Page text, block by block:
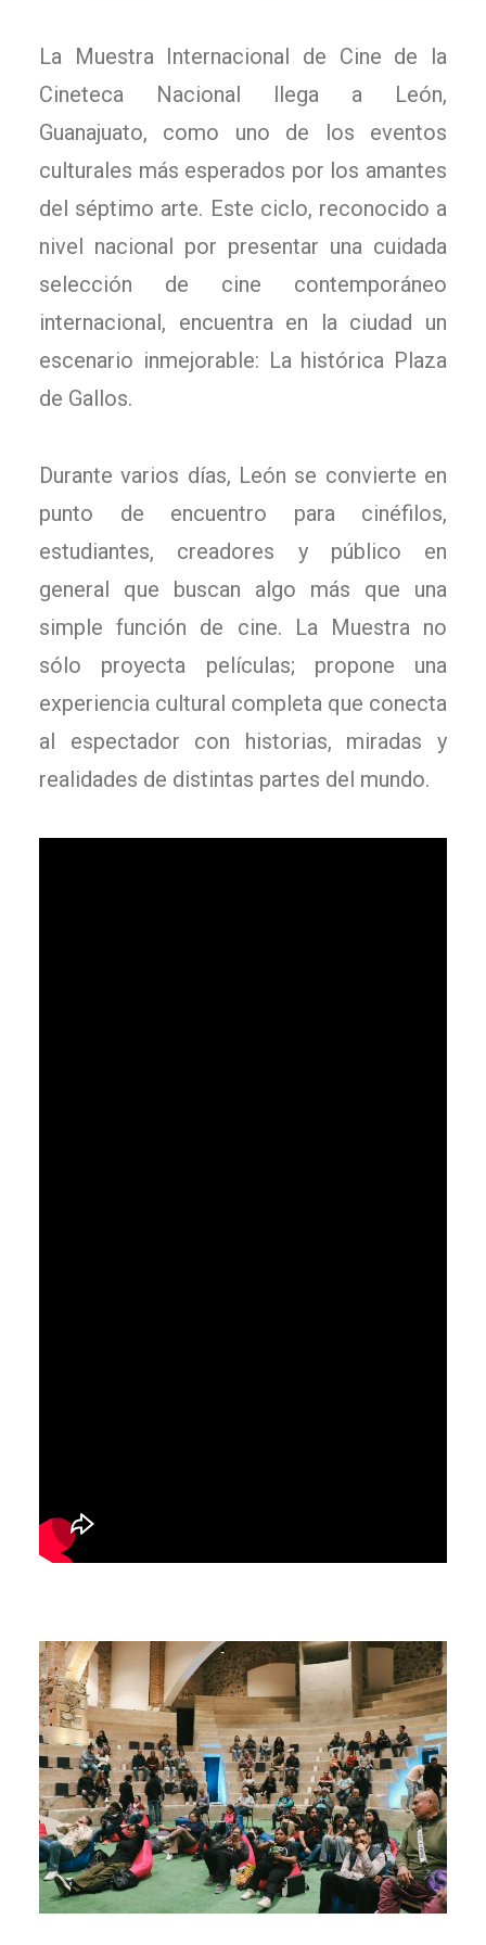
La Muestra Internacional de Cine de la
Cineteca Nacional llega a León,
Guanajuato, como uno de los eventos
culturales más esperados por los amantes
del séptimo arte. Este ciclo, reconocido a
nivel nacional por presentar una cuidada
selección de cine contemporáneo
internacional, encuentra en la ciudad un
escenario inmejorable: La histórica Plaza
de Gallos.
Durante varios días, León se convierte en
punto de encuentro para cinéfilos,
estudiantes, creadores y público en
general que buscan algo más que una
simple función de cine. La Muestra no
sólo proyecta películas; propone una
experiencia cultural completa que conecta
al espectador con historias, miradas y
realidades de distintas partes del mundo.